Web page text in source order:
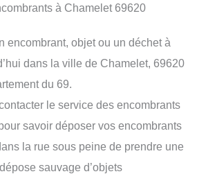
à Chamelet 69620
encombrant, objet ou un déchet à
dans la ville de Chamelet, 69620
du 69.
le service des encombrants
savoir déposer vos encombrants
la rue sous peine de prendre une
sauvage d’objets